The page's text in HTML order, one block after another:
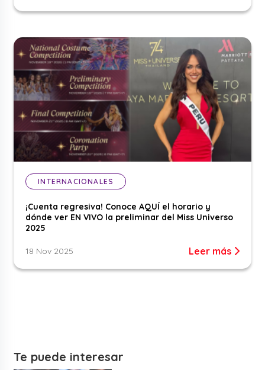
INTERNACIONALES
¡Cuenta regresiva! Conoce AQUÍ el horario y
dónde ver EN VIVO la preliminar del Miss Universo
2025
18 Nov 2025 Leer más
Te puede interesar